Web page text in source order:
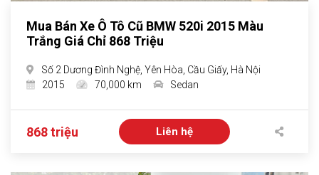
Mua Bán Xe Ô Tô Cũ BMW 520i 2015 Màu
Trắng Giá Chỉ 868 Triệu
Số 2 Dương Đình Nghệ, Yên Hòa, Cầu Giấy, Hà Nội
2015
70,000 km Sedan
868 triệu Liên hệ